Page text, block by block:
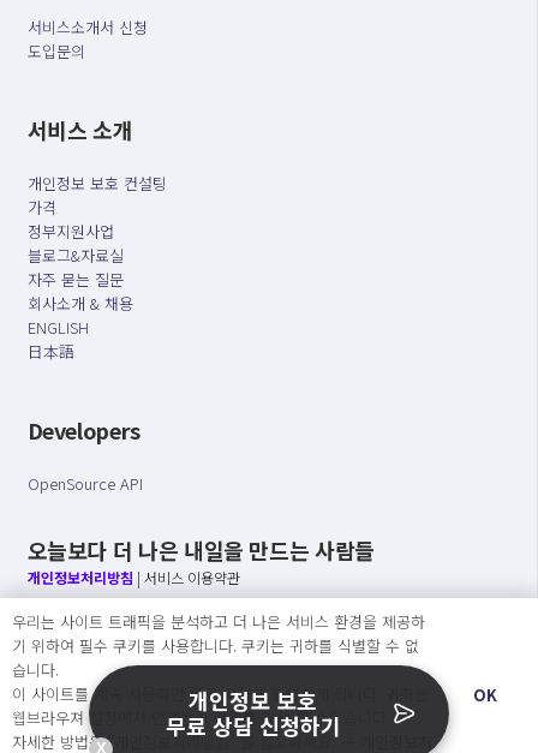
서비스소개서 신청
도입문의
서비스 소개
개인정보 보호 컨설팅
가격
정부지원사업
블로그&자료실
자주 묻는 질문
회사소개 & 채용
ENGLISH
日本語
Developers
OpenSource API
오늘보다 더 나은 내일을 만드는 사람들
개인정보처리방침 | 서비스 이용약관
○ 개인정보보호 컴플라이언스를 선도하겠습니다.
○ 정보주체의 권리를 보장하겠습니다.
○ 기업의 개인정보보호를 위한 효율적 관리를 보장하겠습니다.
우리는 사이트 트래픽을 분석하고 더 나은 서비스 환경을 제공하
기 위하여 필수 쿠키를 사용합니다. 쿠키는 귀하를 식별할 수 없
습니다.
이 사이트를 계속 사용하면 쿠키 사용에 동의하게 됩니다. 귀하는
웹브라우져 설정에서 언제든지 쿠키를 삭제 할 수있습니다.
자세한 방법은 “개인정보처리방침” 을 참고하세요. →
OK
X
개인정보 보호
무료 상담 신청하기